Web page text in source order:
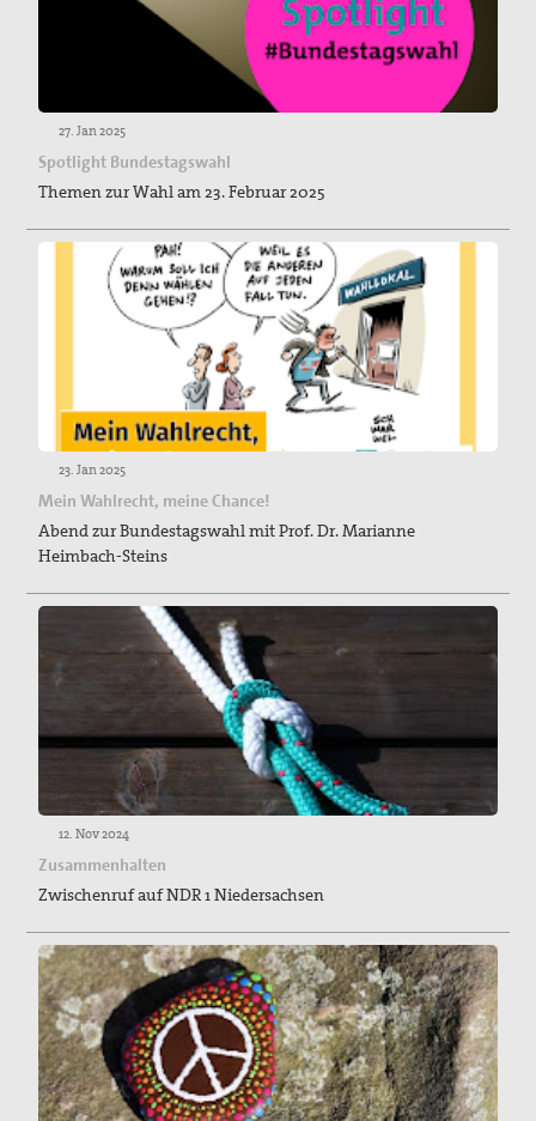
27. Jan 2025
Spotlight Bundestagswahl
Themen zur Wahl am 23. Februar 2025
23. Jan 2025
Mein Wahlrecht, meine Chance!
Abend zur Bundestagswahl mit Prof. Dr. Marianne
Heimbach-Steins
12. Nov 2024
Zusammenhalten
Zwischenruf auf NDR 1 Niedersachsen